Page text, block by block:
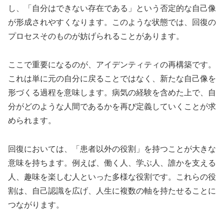
し、「自分はできない存在である」という否定的な自己像
が形成されやすくなります。このような状態では、回復の
プロセスそのものが妨げられることがあります。
ここで重要になるのが、アイデンティティの再構築です。
これは単に元の自分に戻ることではなく、新たな自己像を
形づくる過程を意味します。病気の経験を含めた上で、自
分がどのような人間であるかを再び定義していくことが求
められます。
回復においては、「患者以外の役割」を持つことが大きな
意味を持ちます。例えば、働く人、学ぶ人、誰かを支える
人、趣味を楽しむ人といった多様な役割です。これらの役
割は、自己認識を広げ、人生に複数の軸を持たせることに
つながります。